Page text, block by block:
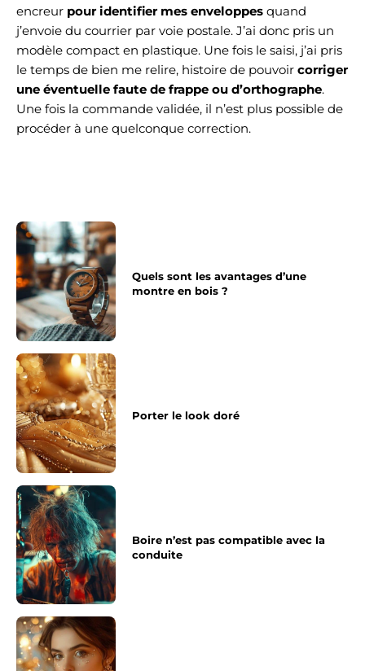
encreur pour identifier mes enveloppes quand
j’envoie du courrier par voie postale. J’ai donc pris un
modèle compact en plastique. Une fois le saisi, j’ai pris
le temps de bien me relire, histoire de pouvoir corriger
une éventuelle faute de frappe ou d’orthographe.
Une fois la commande validée, il n’est plus possible de
procéder à une quelconque correction.
Quels sont les avantages d’une
montre en bois ?
Porter le look doré
Boire n’est pas compatible avec la
conduite